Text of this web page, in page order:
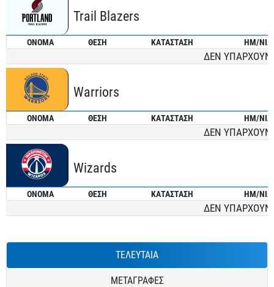
Trail Blazers
ONOMA ΘΕΣΗ ΚΑΤΑΣΤΑΣΗ ΗΜ/ΝΙΑ
ΔΕΝ ΥΠΑΡΧΟΥΝ
Warriors
ONOMA ΘΕΣΗ ΚΑΤΑΣΤΑΣΗ ΗΜ/ΝΙΑ
ΔΕΝ ΥΠΑΡΧΟΥΝ
Wizards
ONOMA ΘΕΣΗ ΚΑΤΑΣΤΑΣΗ ΗΜ/ΝΙΑ
ΔΕΝ ΥΠΑΡΧΟΥΝ
ΤΕΛΕΥΤΑΙΑ
ΜΕΤΑΓΡΑΦΕΣ